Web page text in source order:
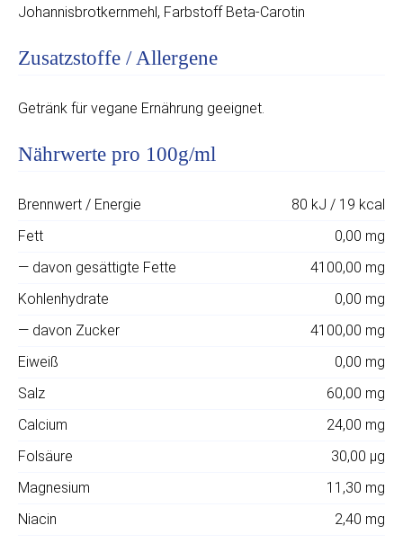
Johannisbrotkernmehl, Farbstoff Beta-Carotin
Zusatzstoffe / Allergene
Getränk für vegane Ernährung geeignet.
Nährwerte pro 100g/ml
Brennwert / Energie
80 kJ / 19 kcal
Fett
0,00 mg
— davon gesättigte Fette
4100,00 mg
Kohlenhydrate
0,00 mg
— davon Zucker
4100,00 mg
Eiweiß
0,00 mg
Salz
60,00 mg
Calcium
24,00 mg
Folsäure
30,00 μg
Magnesium
11,30 mg
Niacin
2,40 mg